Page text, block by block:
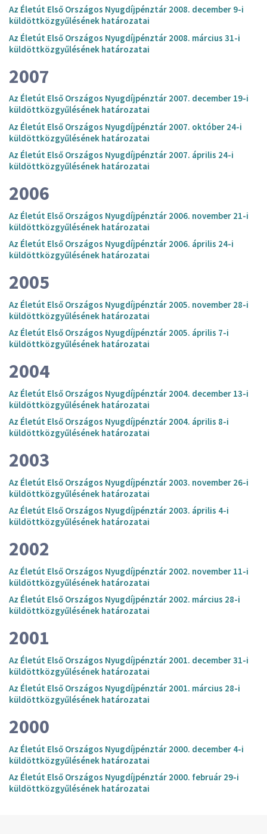
Az Életút Első Országos Nyugdíjpénztár 2008. december 9-i
küldöttközgyűlésének határozatai
Az Életút Első Országos Nyugdíjpénztár 2008. március 31-i
küldöttközgyűlésének határozatai
2007
Az Életút Első Országos Nyugdíjpénztár 2007. december 19-i
küldöttközgyűlésének határozatai
Az Életút Első Országos Nyugdíjpénztár 2007. október 24-i
küldöttközgyűlésének határozatai
Az Életút Első Országos Nyugdíjpénztár 2007. április 24-i
küldöttközgyűlésének határozatai
2006
Az Életút Első Országos Nyugdíjpénztár 2006. november 21-i
küldöttközgyűlésének határozatai
Az Életút Első Országos Nyugdíjpénztár 2006. április 24-i
küldöttközgyűlésének határozatai
2005
Az Életút Első Országos Nyugdíjpénztár 2005. november 28-i
küldöttközgyűlésének határozatai
Az Életút Első Országos Nyugdíjpénztár 2005. április 7-i
küldöttközgyűlésének határozatai
2004
Az Életút Első Országos Nyugdíjpénztár 2004. december 13-i
küldöttközgyűlésének határozatai
Az Életút Első Országos Nyugdíjpénztár 2004. április 8-i
küldöttközgyűlésének határozatai
2003
Az Életút Első Országos Nyugdíjpénztár 2003. november 26-i
küldöttközgyűlésének határozatai
Az Életút Első Országos Nyugdíjpénztár 2003. április 4-i
küldöttközgyűlésének határozatai
2002
Az Életút Első Országos Nyugdíjpénztár 2002. november 11-i
küldöttközgyűlésének határozatai
Az Életút Első Országos Nyugdíjpénztár 2002. március 28-i
küldöttközgyűlésének határozatai
2001
Az Életút Első Országos Nyugdíjpénztár 2001. december 31-i
küldöttközgyűlésének határozatai
Az Életút Első Országos Nyugdíjpénztár 2001. március 28-i
küldöttközgyűlésének határozatai
2000
Az Életút Első Országos Nyugdíjpénztár 2000. december 4-i
küldöttközgyűlésének határozatai
Az Életút Első Országos Nyugdíjpénztár 2000. február 29-i
küldöttközgyűlésének határozatai